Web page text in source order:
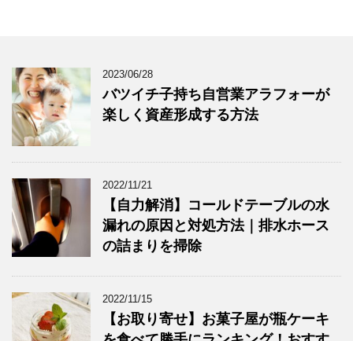
2023/06/28
バツイチ子持ち自営業アラフォーが
楽しく資産形成する方法
2022/11/21
【自力解消】コールドテーブルの水
漏れの原因と対処方法｜排水ホース
の詰まりを掃除
2022/11/15
【お取り寄せ】お菓子屋が瓶ケーキ